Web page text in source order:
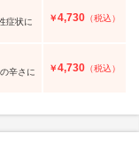
症状に
￥4,730 （税込）
辛さに
￥4,730 （税込）